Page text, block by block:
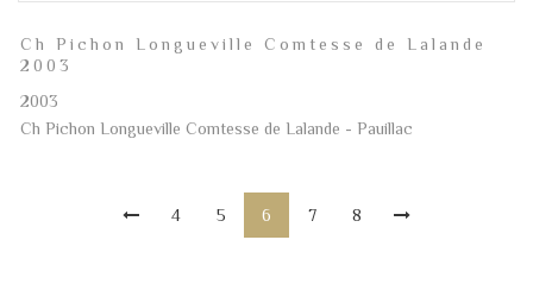
Ch Pichon Longueville Comtesse de Lalande
2003
2003
Ch Pichon Longueville Comtesse de Lalande - Pauillac
4 5 6 7 8